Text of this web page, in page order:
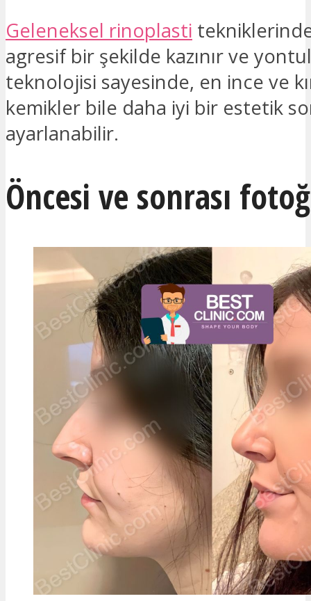
Geleneksel rinoplasti
agresif bir şekilde kazınır ve
teknolojisi sayesinde, en ince ve
kemikler bile daha iyi bir estetik
ayarlanabilir.
Öncesi ve sonrası